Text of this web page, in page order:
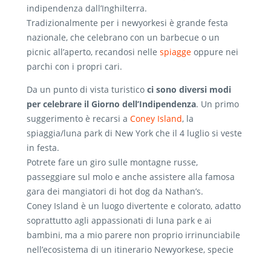
indipendenza dall’Inghilterra.
Tradizionalmente per i newyorkesi è grande festa
nazionale, che celebrano con un barbecue o un
picnic all’aperto, recandosi nelle spiagge oppure nei
parchi con i propri cari.
Da un punto di vista turistico ci sono diversi modi
per celebrare il Giorno dell’Indipendenza. Un primo
suggerimento è recarsi a Coney Island, la
spiaggia/luna park di New York che il 4 luglio si veste
in festa.
Potrete fare un giro sulle montagne russe,
passeggiare sul molo e anche assistere alla famosa
gara dei mangiatori di hot dog da Nathan’s.
Coney Island è un luogo divertente e colorato, adatto
soprattutto agli appassionati di luna park e ai
bambini, ma a mio parere non proprio irrinunciabile
nell’ecosistema di un itinerario Newyorkese, specie